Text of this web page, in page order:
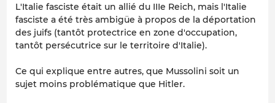
L'Italie fasciste était un allié du IIIe Reich, mais l'Italie
fasciste a été très ambigüe à propos de la déportation
des juifs (tantôt protectrice en zone d'occupation,
tantôt persécutrice sur le territoire d'Italie).
Ce qui explique entre autres, que Mussolini soit un
sujet moins problématique que Hitler.